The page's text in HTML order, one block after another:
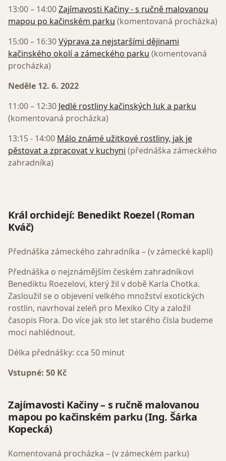
13:00 – 14:00Zajímavosti Kačiny - s ručně malovanou
mapou po kačinském parku (komentovaná procházka)
15:00 – 16:30Výprava za nejstaršími dějinami
kačinského okolí a zámeckého parku (komentovaná
procházka)
Neděle 12. 6. 2022
11:00 – 12:30 Jedlé rostliny kačinských luk a parku
(komentovaná procházka)
13:15 - 14:00 Málo známé užitkové rostliny, jak je
pěstovat a zpracovat v kuchyni (přednáška zámeckého
zahradníka)
Král orchidejí: Benedikt Roezel (Roman
Kváč)
Přednáška zámeckého zahradníka – (v zámecké kapli)
Přednáška o nejznámějším českém zahradníkovi
Benediktu Roezelovi, který žil v době Karla Chotka.
Zasloužil se o objevení velkého množství exotických
rostlin, navrhoval zeleň pro Mexiko City a založil
časopis Flora. Do více jak sto let starého čísla budeme
moci nahlédnout.
Délka přednášky: cca 50 minut
Vstupné: 50 Kč
Zajímavosti Kačiny – s ručně malovanou
mapou po kačinském parku (Ing. Šárka
Kopecká)
Komentovaná procházka – (v zámeckém parku)